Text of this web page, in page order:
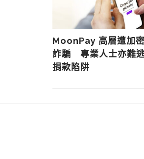
MoonPay 高層遭加
詐騙 專業人士亦難
捐款陷阱